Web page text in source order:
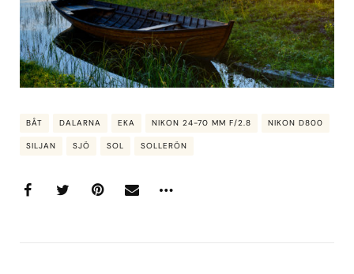
BÅT DALARNA EKA NIKON 24-70 MM F/2.8 NIKON D800
SILJAN SJÖ SOL SOLLERÖN